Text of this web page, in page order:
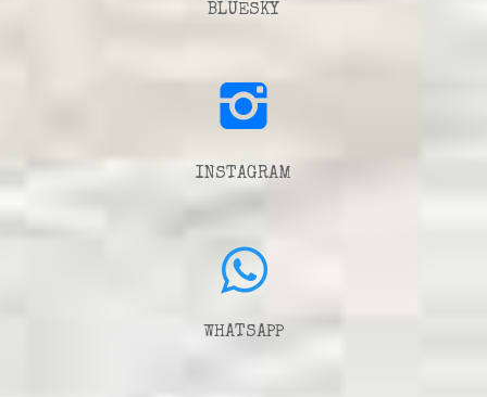
BLUESKY
INSTAGRAM
WHATSAPP